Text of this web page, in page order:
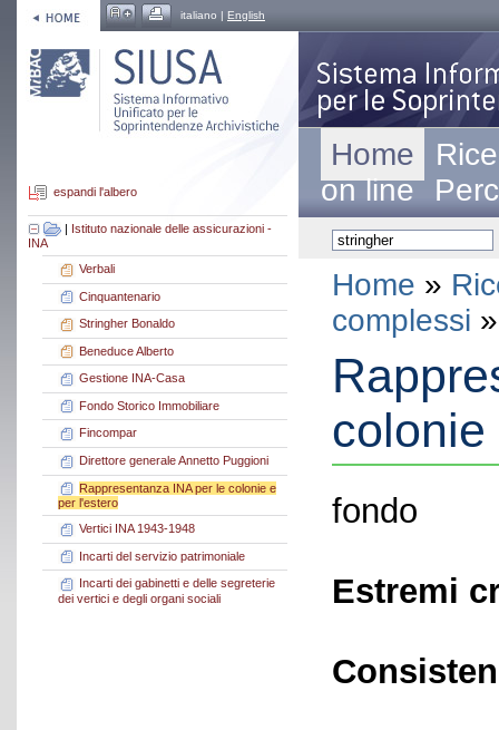
italiano | English
espandi l'albero
| Istituto nazionale delle assicurazioni -
INA
Verbali
Cinquantenario
Stringher Bonaldo
Beneduce Alberto
Gestione INA-Casa
Fondo Storico Immobiliare
Fincompar
Direttore generale Annetto Puggioni
Rappresentanza INA per le colonie e
per l'estero
Vertici INA 1943-1948
Incarti del servizio patrimoniale
Incarti dei gabinetti e delle segreterie
dei vertici e degli organi sociali
Home
on line
Home »
complessi
colonie
fondo
Estremi